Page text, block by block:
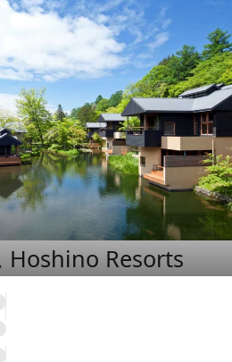
Hoshino Resorts